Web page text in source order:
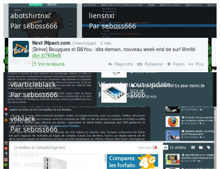
abotshirtnxi
abotshirtnxi
Par seboss666
liensnxi
liensnxi
Parseboss666
v6crack
v6crack
Parseboss666
v6articleblack
v6articleblack
Parseboss666
V6 continuous update
V6 continuous update
Parseboss666
v6black
v6black
Parseboss666
V6 beta2
V6 beta2
Par
seboss666